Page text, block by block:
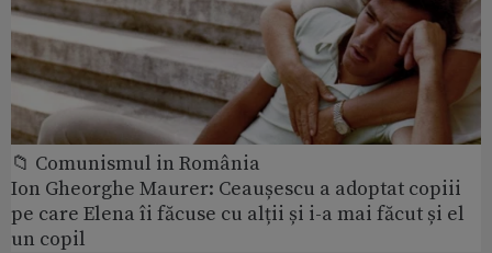
📁 Comunismul in România
Ion Gheorghe Maurer: Ceaușescu a adoptat copiii
pe care Elena îi făcuse cu alții și i-a mai făcut și el
un copil